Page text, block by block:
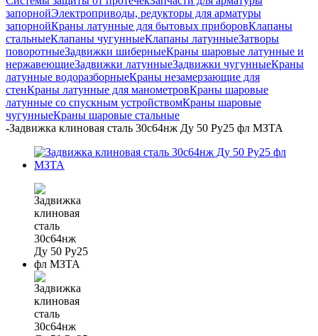
запорнойЭлектроприводы, редукторы для арматуры
запорнойКраны латунные для бытовых приборовКлапаны
стальныеКлапаны чугунныеКлапаны латунныеЗатворы
поворотныеЗадвижки шиберныеКраны шаровые латунные и
нержавеющиеЗадвижки латунныеЗадвижки чугунныеКраны
латунные водоразборныеКраны незамерзающие для
стенКраны латунные для манометровКраны шаровые
латунные со спускным устройствомКраны шаровые
чугунныеКраны шаровые стальные
-Задвижка клиновая сталь 30с64нж Ду 50 Ру25 фл МЗТА